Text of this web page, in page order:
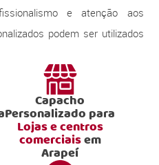
e atenção aos
podem ser utilizados
Capacho
Personalizado para
Lojas e centros
comerciaisem
Arapeí